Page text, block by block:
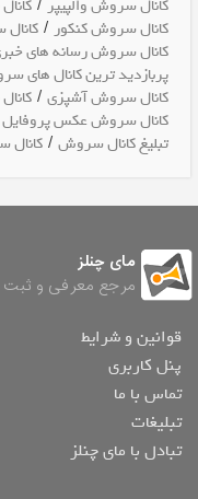
کانال سروش والپیپر
کانال سروش کنکور /
کانال سروش رسانه های
پربازدید ترین کانال های
کانال سروش آشپزی /
کانال سروش عکس پروفایل
تبلیغ کانال سروش /کانال
مای چنلز
مرجع معرفی و ثبت
قوانین و شرایط
پنل کاربری
تماس با ما
تبلیغات
تبادل با مای چنلز